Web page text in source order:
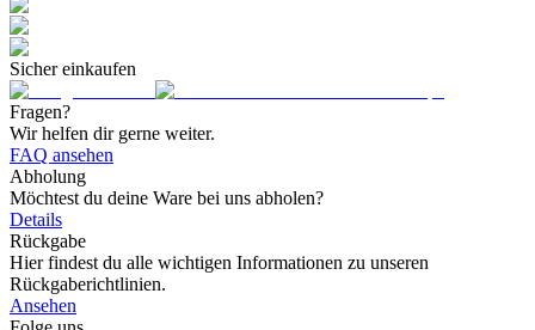
Sicher einkaufen
Fragen?
Wir helfen dir gerne weiter.
FAQ ansehen
Abholung
Möchtest du deine Ware bei uns abholen?
Details
Rückgabe
Hier findest du alle wichtigen Informationen zu unseren
Rückgaberichtlinien.
Ansehen